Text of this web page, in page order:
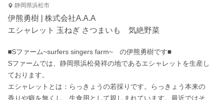
静岡県浜松市
伊熊勇樹 | 株式会社A.A.A
エシャレット 玉ねぎ さつまいも 気絶野菜
■Sファーム~surfers singers farm~　の伊熊勇樹です■
Sファームでは、静岡県浜松発祥の地であるエシャレットを生産し
ております。
エシャレットとは：らっきょうの若採りです。らっきょう本来の
香りや癖を無くし、生食用として親しまれています。最近ではそ